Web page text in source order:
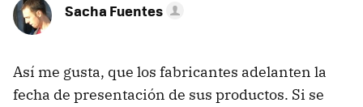
Sacha Fuentes
Así me gusta, que los fabricantes adelanten la
fecha de presentación de sus productos. Si se